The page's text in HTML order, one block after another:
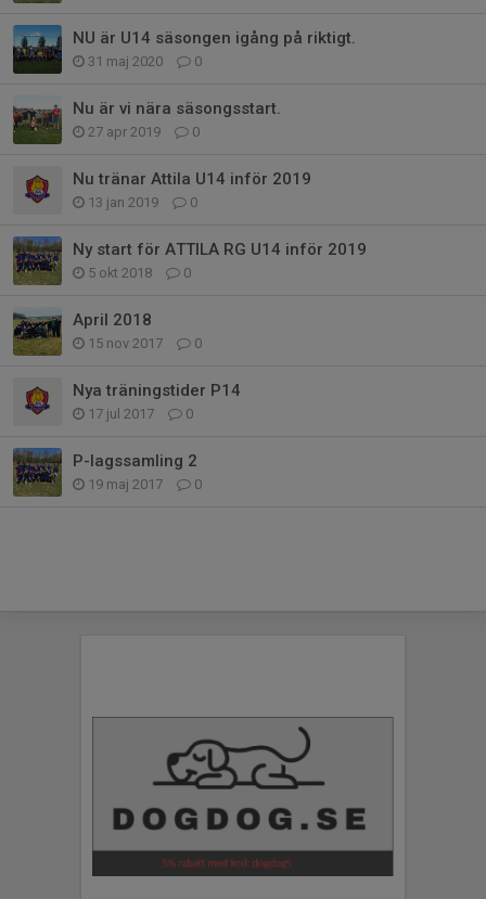
NU är U14 säsongen igång på riktigt.
31 maj 2020 0
Nu är vi nära säsongsstart.
27 apr 2019 0
Nu tränar Attila U14 inför 2019
13 jan 2019 0
Ny start för ATTILA RG U14 inför 2019
5 okt 2018 0
April 2018
15 nov 2017 0
Nya träningstider P14
17 jul 2017 0
P-lagssamling 2
19 maj 2017 0